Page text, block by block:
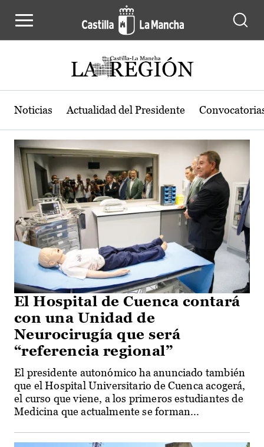
Actualidad de la región de Castilla-
Noticias Actualidad del Presidente
El Hospital de Cuenca contará
con una Unidad de
Neurocirugía que será
“referencia regional”
El presidente autonómico ha anunciado también
que el Hospital Universitario de Cuenca acogerá,
el curso que viene, a los primeros estudiantes de
Medicina que actualmente se forman...